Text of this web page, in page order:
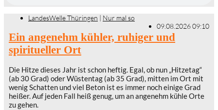
LandesWelle Thüringen | Nur mal so
09.08.2026 09:10
Ein angenehm kühler, ruhiger und
spiritueller Ort
Die Hitze dieses Jahr ist schon heftig. Egal, ob nun „Hitzetag“
(ab 30 Grad) oder Wüstentag (ab 35 Grad), mitten im Ort mit
wenig Schatten und viel Beton ist es immer noch einige Grad
heißer. Auf jeden Fall heiß genug, um an angenehm kühle Orte
zu gehen.